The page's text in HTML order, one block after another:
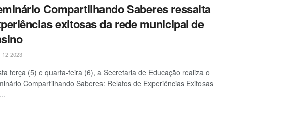
Compartilhando Saberes ressalta
exitosas da rede municipal de
12-2023
terça (5) e quarta-feira (6), a Secretaria de Educação realiza o
Compartilhando Saberes: Relatos de Experiências Exitosas